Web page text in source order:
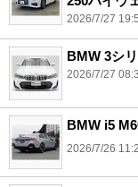
2026/7/27
BMW 3シ
2026/7/27
BMW i5
2026/7/26